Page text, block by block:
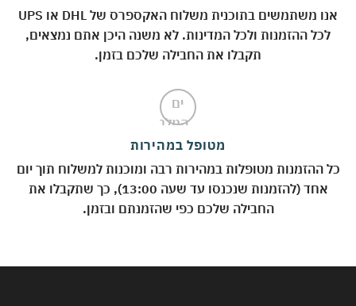
אנו משתמשים בתוכנית משלוח האקספרס של DHL או UPS
לכל ההזמנות ולכל המדינות. לא משנה היכן אתם נמצאים,
תקבלו את החבילה שלכם בזמן.
מטופל במהירות
כל ההזמנות מטופלות במהירות רבה ומוכנות למשלוח תוך יום
אחד (להזמנות שנכנסו עד שעה 13:00), כך שתקבלו את
החבילה שלכם כפי שהזמנתם ובזמן.